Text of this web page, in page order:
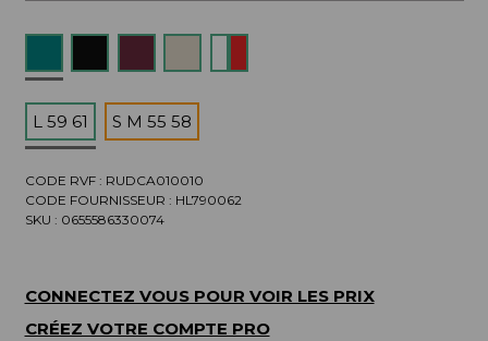
L 59 61 S M 55 58
CODE RVF : RUDCA010010
CODE FOURNISSEUR : HL790062
SKU : 0655586330074
CONNECTEZ VOUS POUR VOIR LES PRIX
CRÉEZ VOTRE COMPTE PRO